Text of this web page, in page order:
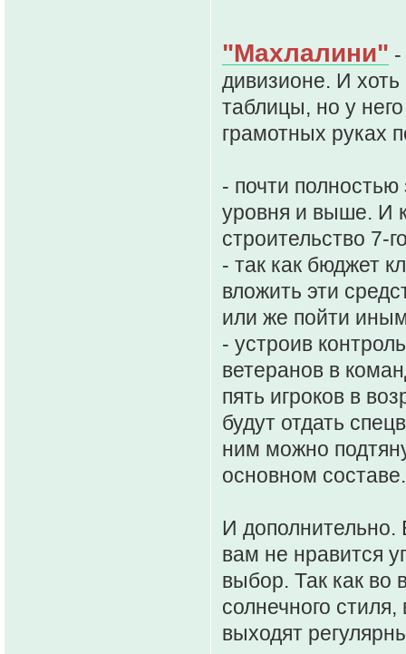
"Махлалини" -
дивизионе. И
таблицы, но у
грамотных руках
- почти полностью
уровня и выше. И
строительство 7-
- так как бюджет
вложить эти
или же пойти
- устроив
ветеранов в
пять игроков в
будут отдать
ним можно
основном
И дополнительно.
вам не нравится
выбор. Так как во
солнечного
выходят